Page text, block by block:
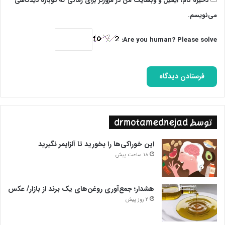
از ابتدایی داریم تا متوسط و حتی نهضت سوادآموزی
یکی دیگر از مربیان که از اوایل، همراه طرح بوده، مریم حاتمی است که
پر شور در حال تدریس به کودکان است. زمان نوشتن تمرین دانش
آموزان، فرصتی شد که چند دقیقه‌ای با او هم کلام شوم تا از حس و
سلام‌الله‌علیها گفت: افراد در مقاطع متفاوتی ثبت نام شدند، از ابتدایی
داریم تا متوسط و حتی نهضت سوادآموزی. علاوه بر دوره‌هایی که
گذراندم، چون خودم فرزند محصل دارم، با شیوه‌های آموزش نوین
آشنایی دارم و عاشق کار با کودکان هستم. همیشه همه کارهایم را جور
می‌کنم تا پنجشنبه‌ها اینجا باشم تا خدای ناکرده بچه‌ها از درس جا
نمانند.
حاتمی تاکید کرد: برای ما آنچه مهم است، صرف انسانیت و علم‌آموزی
می‌نویسم.
Are you human? Please solve:
توسط drmotamednejad
این خوراکی‌ها را بخورید تا آلزایمر نگیرید
18 ساعت پیش
هشدار؛ جمع‌آوری روغن‌های یک برند از بازار/ عکس
2 روز پیش